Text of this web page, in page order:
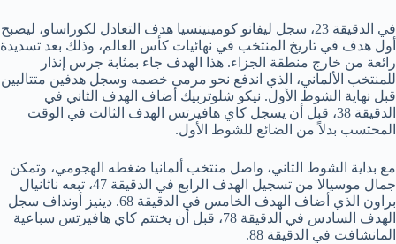
في الدقيقة 23، سجل ليفانو كومينينسيا هدف التعادل لكوراساو، ليصبح
أول هدف في تاريخ المنتخب في نهائيات كأس العالم، وذلك بعد تسديدة
رائعة من خارج منطقة الجزاء. هذا الهدف جاء بمثابة جرس إنذار
للمنتخب الألماني، الذي اندفع نحو مرمى خصمه وسجل هدفين متتاليين
قبل نهاية الشوط الأول. نيكو شلوتربيك أضاف الهدف الثاني في
الدقيقة 38، قبل أن يسجل كاي هافيرتس الهدف الثالث في الوقت
المحتسب بدلاً من الضائع للشوط الأول.
مع بداية الشوط الثاني، واصل منتخب ألمانيا ضغطه الهجومي، وتمكن
جمال موسيالا من تسجيل الهدف الرابع في الدقيقة 47، تبعه ناثانيال
براون الذي أضاف الهدف الخامس في الدقيقة 68. دينيز أونداف سجل
الهدف السادس في الدقيقة 78، قبل أن يختتم كاي هافيرتس سباعية
المانشافت في الدقيقة 88.